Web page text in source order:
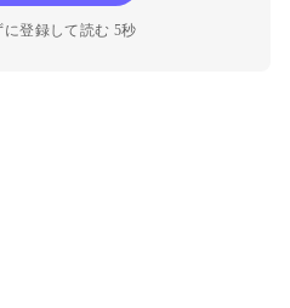
登録して読む 5秒